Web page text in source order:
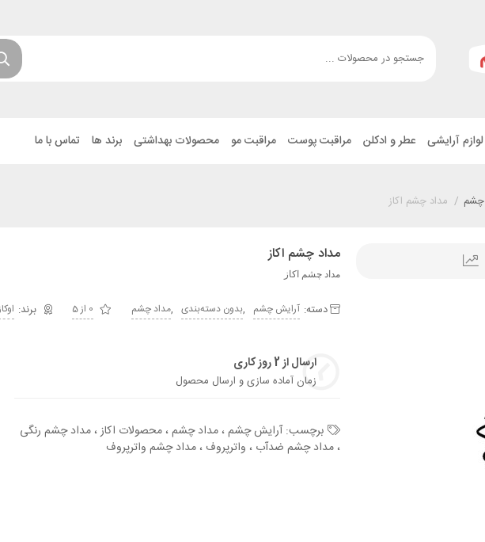
لوازم آرایشی عطر و ادکلن مراقبت پوست مراقبت مو محصولات بهداشتی برند ها تماس با ما
چشم / مداد چشم اکاز
مداد چشم اکاز
مداد چشم اکاز
دسته: آرایش چشم ,بدون دسته‌بندی ,مداد چشم 0 از 5
ارسال از 2 روز کاری
زمان آماده سازی و ارسال محصول
برچسب:آرایش چشم ، مداد چشم ، محصولات اکاز ، مداد چشم رنگی
، مداد چشم ضدآب ، واترپروف ، مداد چشم واترپروف